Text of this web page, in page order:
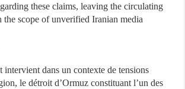
these claims, leaving the circulating
scope of unverified Iranian media
intervient dans un contexte de tensions
le détroit d’Ormuz constituant l’un des